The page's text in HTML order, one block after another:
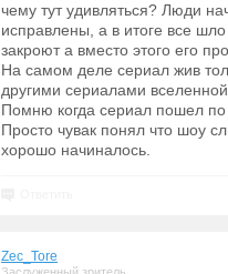
чему тут удивляться? Люди
исправлены, а в итоге все
закроют а вместо этого его
На самом деле сериал жив
другими сериалами вселенной.
Помню когда сериал пошел по
Просто чувак понял что шоу
хорошо начиналось.
Zec_Tore